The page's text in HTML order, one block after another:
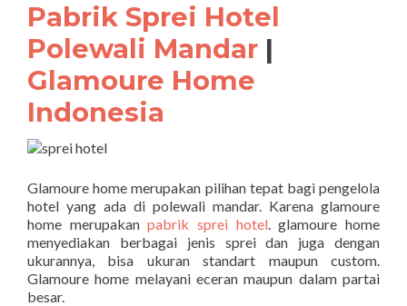
Pabrik Sprei Hotel
Polewali Mandar |
Glamoure Home
Indonesia
Glamoure home merupakan pilihan tepat bagi pengelola
hotel yang ada di polewali mandar. Karena glamoure
home merupakanpabrik sprei hotel. glamoure home
menyediakan berbagai jenis sprei dan juga dengan
ukurannya, bisa ukuran standart maupun custom.
Glamoure home melayani eceran maupun dalam partai
besar.